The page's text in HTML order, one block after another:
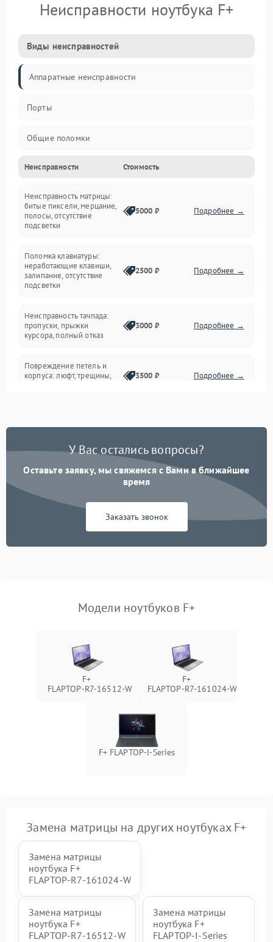
Неисправности ноутбука F+
Виды неисправностей
Аппаратные неисправности
Порты
Общие поломки
Устройства
Программные ошибки
Электрические и системные сбои
Интерфейсные проблемы
Батарея
Сеть и интернет
Неисправности Стоимость
Неисправность матрицы:
битые пиксели, мерцание,
полосы, отсутствие
подсветки
5000 ₽ Подробнее →
Поломка клавиатуры:
неработающие клавиши,
залипание, отсутствие
подсветки
2500 ₽ Подробнее →
Неисправность тачпада:
пропуски, прыжки
курсора, полный отказ
3000 ₽ Подробнее →
Повреждение петель и
корпуса: люфт, трещины,
3500 ₽ Подробнее →
быстрая разрядка,
2500 ₽ Подробнее →
Неисправность зарядного
питания
2000 ₽ Подробнее →
неисправности кулера
пропадание диска
оперативной памяти:
вылеты приложений,
Проблемы Wi‑Fi или
У Вас остались вопросы?
Оставьте заявку, мы свяжемся с Вами в ближайшее
время
Заказать звонок
Модели ноутбуков F+
F+
FLAPTOP‑R7‑16512‑W
F+
FLAPTOP‑R7‑161024‑W
F+ FLAPTOP-I-Series
Замена матрицы на других ноутбуках F+
Замена матрицы
ноутбука F+
FLAPTOP‑R7‑161024‑W
Замена матрицы
ноутбука F+
FLAPTOP‑R7‑16512‑W
Замена матрицы
ноутбука F+
FLAPTOP-I-Series